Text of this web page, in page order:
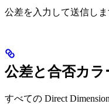
公差を入力して送信しま
公差と合否カ
すべての Direct